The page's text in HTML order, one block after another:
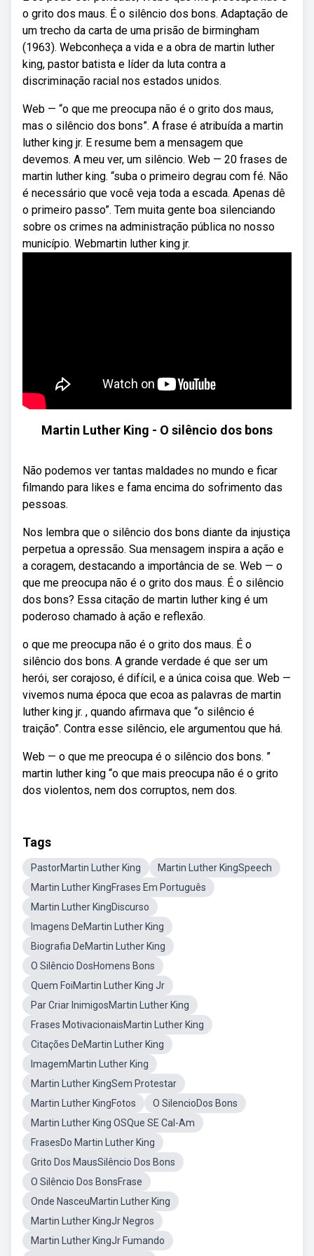
o grito dos maus. É o silêncio dos bons. Adaptação de
um trecho da carta de uma prisão de birmingham
(1963). Webconheça a vida e a obra de martin luther
king, pastor batista e líder da luta contra a
discriminação racial nos estados unidos.
Web — “o que me preocupa não é o grito dos maus,
mas o silêncio dos bons”. A frase é atribuída a martin
luther king jr. E resume bem a mensagem que
devemos. A meu ver, um silêncio. Web — 20 frases de
martin luther king. “suba o primeiro degrau com fé. Não
é necessário que você veja toda a escada. Apenas dê
o primeiro passo”. Tem muita gente boa silenciando
sobre os crimes na administração pública no nosso
município. Webmartin luther king jr.
Martin Luther King - O silêncio dos bons
Não podemos ver tantas maldades no mundo e ficar
filmando para likes e fama encima do sofrimento das
pessoas.
Nos lembra que o silêncio dos bons diante da injustiça
perpetua a opressão. Sua mensagem inspira a ação e
a coragem, destacando a importância de se. Web — o
que me preocupa não é o grito dos maus. É o silêncio
dos bons? Essa citação de martin luther king é um
poderoso chamado à ação e reflexão.
⁠o que me preocupa não é o grito dos maus. É o
silêncio dos bons. A grande verdade é que ser um
herói, ser corajoso, é difícil, e a única coisa que. Web —
vivemos numa época que ecoa as palavras de martin
luther king jr. , quando afirmava que “o silêncio é
traição”. Contra esse silêncio, ele argumentou que há.
Web — o que me preocupa é o silêncio dos bons. ”
martin luther king “o que mais preocupa não é o grito
dos violentos, nem dos corruptos, nem dos.
Tags
PastorMartin Luther King
Martin Luther KingSpeech
Martin Luther KingFrases Em Português
Martin Luther KingDiscurso
Imagens DeMartin Luther King
Biografia DeMartin Luther King
O Silêncio DosHomens Bons
Quem FoiMartin Luther King Jr
Par Criar InimigosMartin Luther King
Frases MotivacionaisMartin Luther King
Citações DeMartin Luther King
ImagemMartin Luther King
Martin Luther KingSem Protestar
Martin Luther KingFotos
O SilencioDos Bons
Martin Luther King OSQue SE Cal-Am
FrasesDo Martin Luther King
Grito Dos MausSilêncio Dos Bons
O Silêncio Dos BonsFrase
Onde NasceuMartin Luther King
Martin Luther KingJr Negros
Martin Luther KingJr Fumando